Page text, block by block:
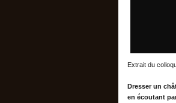
Extrait du
Dresser un
en écoutant